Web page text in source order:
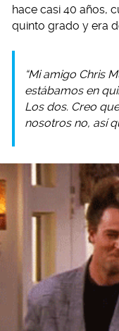
hace casi 40 años,
quinto grado y era
“Mi amigo Chris
estábamos en
Los dos. Creo
nosotros no, así